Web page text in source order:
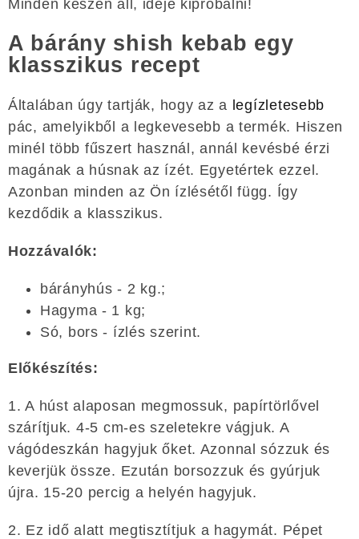
Minden készen áll, ideje kipróbálni!
A bárány shish kebab egy
klasszikus recept
Általában úgy tartják, hogy az a legízletesebb
pác, amelyikből a legkevesebb a termék. Hiszen
minél több fűszert használ, annál kevésbé érzi
magának a húsnak az ízét. Egyetértek ezzel.
Azonban minden az Ön ízlésétől függ. Így
kezdődik a klasszikus.
Hozzávalók:
bárányhús - 2 kg.;
Hagyma - 1 kg;
Só, bors - ízlés szerint.
Előkészítés:
1. A húst alaposan megmossuk, papírtörlővel
szárítjuk. 4-5 cm-es szeletekre vágjuk. A
vágódeszkán hagyjuk őket. Azonnal sózzuk és
keverjük össze. Ezután borsozzuk és gyúrjuk
újra. 15-20 percig a helyén hagyjuk.
2. Ez idő alatt megtisztítjuk a hagymát. Pépet